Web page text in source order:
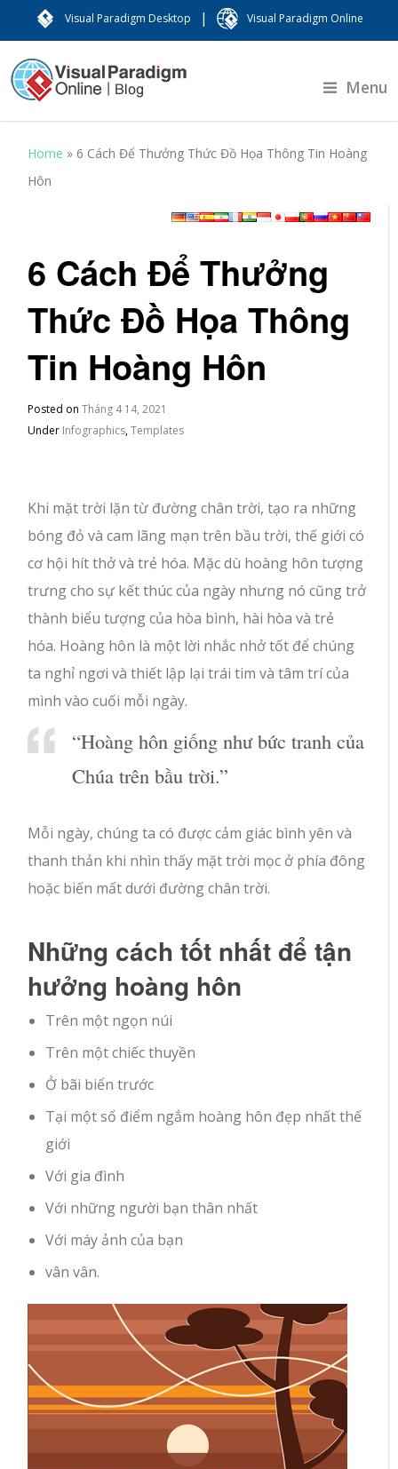
Visual Paradigm Desktop | Visual Paradigm Online
Menu
Home » 6 Cách Để Thưởng Thức Đồ Họa Thông Tin Hoàng
Hôn
6 Cách Để Thưởng
Thức Đồ Họa Thông
Tin Hoàng Hôn
Posted onTháng 4 14, 2021
Under Infographics,Templates
Khi mặt trời lặn từ đường chân trời, tạo ra những
bóng đỏ và cam lãng mạn trên bầu trời, thế giới có
cơ hội hít thở và trẻ hóa. Mặc dù hoàng hôn tượng
trưng cho sự kết thúc của ngày nhưng nó cũng trở
thành biểu tượng của hòa bình, hài hòa và trẻ
hóa. Hoàng hôn là một lời nhắc nhở tốt để chúng
ta nghỉ ngơi và thiết lập lại trái tim và tâm trí của
mình vào cuối mỗi ngày.
“Hoàng hôn giống như bức tranh của
Chúa trên bầu trời.”
Mỗi ngày, chúng ta có được cảm giác bình yên và
thanh thản khi nhìn thấy mặt trời mọc ở phía đông
hoặc biến mất dưới đường chân trời.
Những cách tốt nhất để tận
hưởng hoàng hôn
Trên một ngọn núi
Trên một chiếc thuyền
Ở bãi biển trước
Tại một số điểm ngắm hoàng hôn đẹp nhất thế
giới
Với gia đình
Với những người bạn thân nhất
Với máy ảnh của bạn
vân vân.